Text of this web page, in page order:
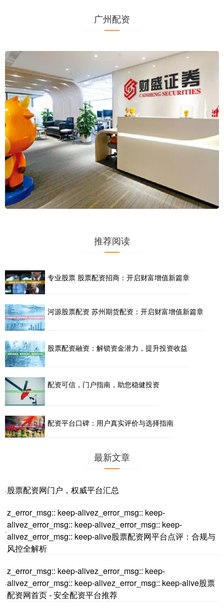
广州配资
推荐阅读
专业股票 股票配资招商：开启财富增值新篇章
河源股票配资 苏州期货配资：开启财富增值新篇章
股票配资融资：解锁资金潜力，提升投资收益
配资可信，门户指南，助您稳健投资
配资平台口碑：用户真实评价与选择指南
最新文章
·股票配资网门户，权威平台汇总
·
z_error_msg:: keep-alivez_error_msg:: keep-
alivez_error_msg:: keep-alivez_error_msg:: keep-
alivez_error_msg:: keep-alive股票配资网平台点评：合规与
风控全解析
·
z_error_msg:: keep-alivez_error_msg:: keep-
alivez_error_msg:: keep-alivez_error_msg:: keep-alive股票
配资网首页 - 安全配资平台推荐